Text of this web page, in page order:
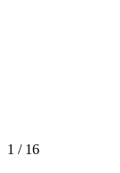
1 / 16